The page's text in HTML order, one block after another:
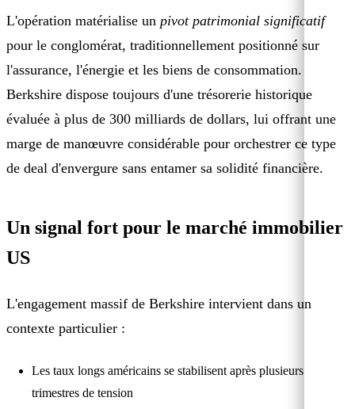
L'opération matérialise un pivot patrimonial significatif
pour le conglomérat, traditionnellement positionné sur
l'assurance, l'énergie et les biens de consommation.
Berkshire dispose toujours d'une trésorerie historique
évaluée à plus de 300 milliards de dollars, lui offrant une
marge de manœuvre considérable pour orchestrer ce type
de deal d'envergure sans entamer sa solidité financière.
Un signal fort pour le marché immobilier
US
L'engagement massif de Berkshire intervient dans un
contexte particulier :
Les taux longs américains se stabilisent après plusieurs
trimestres de tension